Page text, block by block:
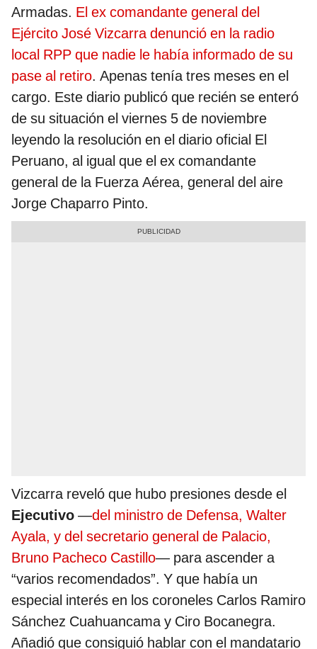
Armadas. El ex comandante general del
Ejército José Vizcarra denunció en la radio
local RPP que nadie le había informado de su
pase al retiro. Apenas tenía tres meses en el
cargo. Este diario publicó que recién se enteró
de su situación el viernes 5 de noviembre
leyendo la resolución en el diario oficial El
Peruano, al igual que el ex comandante
general de la Fuerza Aérea, general del aire
Jorge Chaparro Pinto.
Vizcarra reveló que hubo presiones desde el
Ejecutivo —del ministro de Defensa, Walter
Ayala, y del secretario general de Palacio,
Bruno Pacheco Castillo— para ascender a
“varios recomendados”. Y que había un
especial interés en los coroneles Carlos Ramiro
Sánchez Cuahuancama y Ciro Bocanegra.
Añadió que consiguió hablar con el mandatario